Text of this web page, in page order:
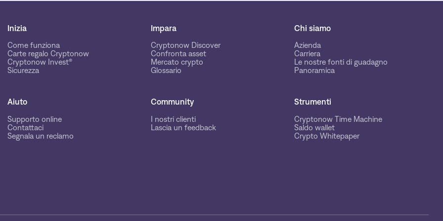
Inizia
Come funziona
Carte regalo Cryptonow
Cryptonow Invest®
Sicurezza
Impara
Cryptonow Discover
Confronta asset
Mercato crypto
Glossario
Chi siamo
Azienda
Carriera
Le nostre fonti di guadagno
Panoramica
Aiuto
Supporto online
Contattaci
Segnala un reclamo
Community
I nostri clienti
Lascia un feedback
Strumenti
Cryptonow Time Machine
Saldo wallet
Crypto Whitepaper